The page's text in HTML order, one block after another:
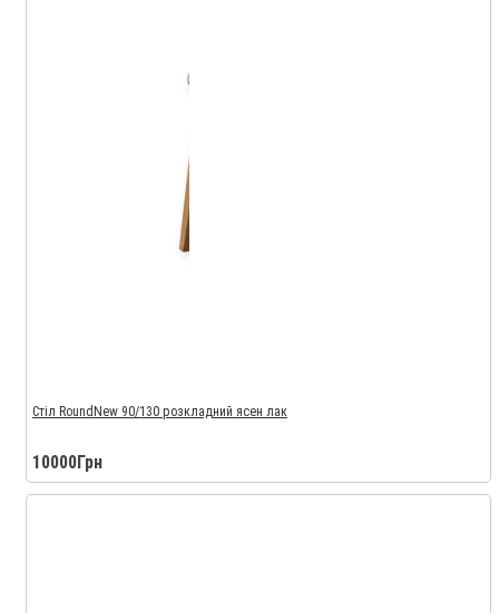
Стіл RoundNew 90/130 розкладний ясен лак
10000Грн